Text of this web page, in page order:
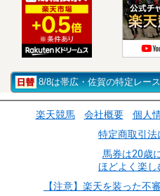
8/8は帯広・佐賀の特定レー
楽天競馬 会社概要 個人
特定商取引
馬券は20歳
ほどよく楽
【注意】楽天を装った不